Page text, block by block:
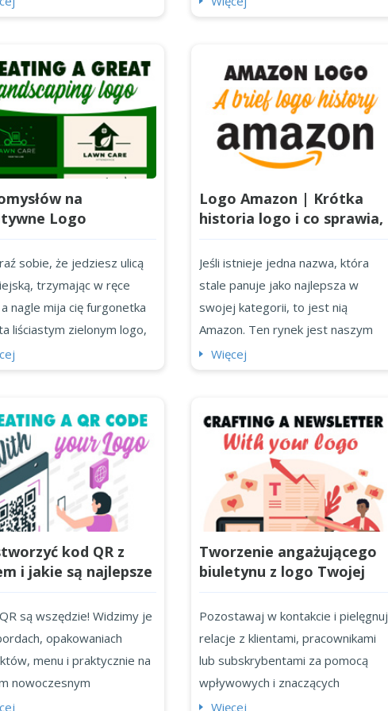
na
Logo
i Jak
Własne
sobie, że jedziesz ulicą
trzymając w ręce
nagle mija cię furgonetka
liściastym zielonym logo,
uwagę. Dobrze
uderzeniem. To
niż dekoracja. To wizualne
z każdym
klientem na bloku.
znaczenia, czy jesteś
mistrzem
Logo Amazon | Krótka
historia logo i co sprawia,
że jest tak wyjątkowe?
Jeśli istnieje jedna nazwa, która
stale panuje jako najlepsza w
swojej kategorii, to jest nią
Amazon. Ten rynek jest naszym
miejscem docelowym dla
programów telewizyjnych! To
marka, której zaufało miliony
konsumentów. Czy wiedzieliście,
że wysyła ona codziennie 1,6
miliona paczek? Możemy tu
praktycznie (i dosłownie) kupić
wszystko,...
Więcej
kod QR z
i jakie są najlepsze
kodów QR
są wszędzie! Widzimy je
opakowaniach
menu i praktycznie na
nowoczesnym
(tak, nawet na
Tworzenie angażującego
biuletynu z logo Twojej
marki
Pozostawaj w kontakcie i pielęgnuj
relacje z klientami, pracownikami
lub subskrybentami za pomocą
wpływowych i znaczących
biuletynów e-mail, które mogą
Więcej